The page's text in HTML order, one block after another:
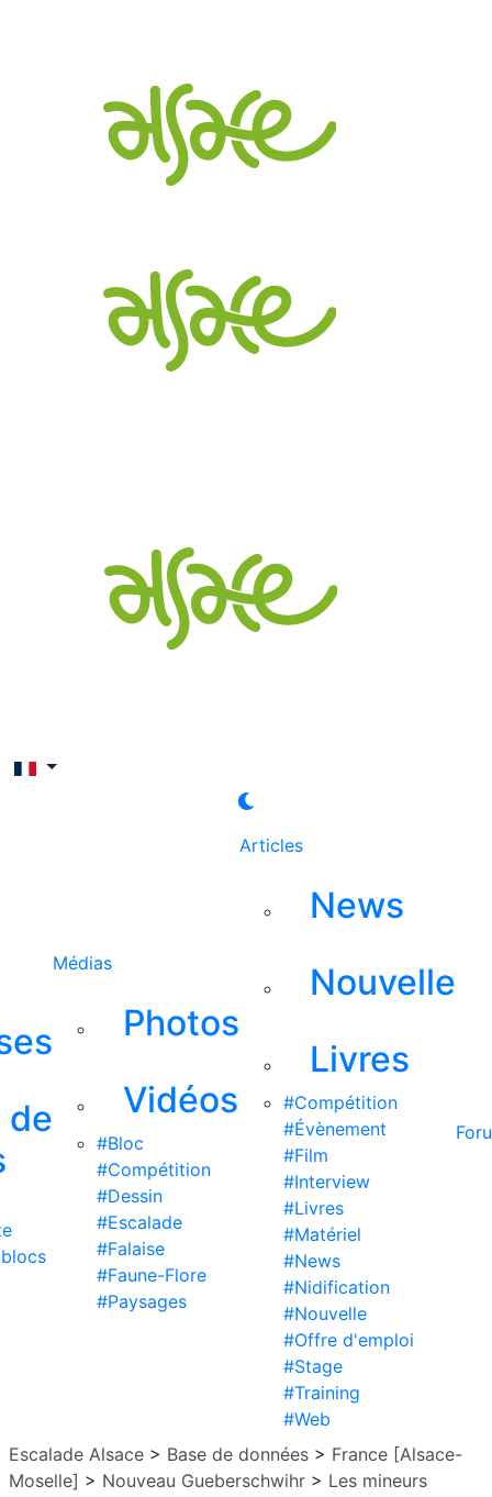
de
Médias
Photos
Vidéos
#Bloc
#Compétition
#Dessin
#Escalade
#Falaise
#Faune-Flore
#Paysages
Articles
News
Nouvelle
Livres
#Compétition
#Évènement
#Film
#Interview
#Livres
#Matériel
#News
#Nidification
#Nouvelle
#Offre d'emploi
#Stage
#Training
#Web
Escalade Alsace > Base de données > France [Alsace-
Moselle] > Nouveau Gueberschwihr > Les mineurs